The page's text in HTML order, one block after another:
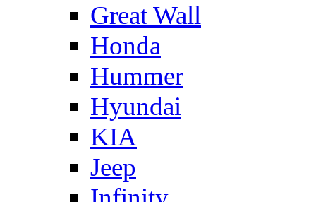
Great Wall
Honda
Hummer
Hyundai
KIA
Jeep